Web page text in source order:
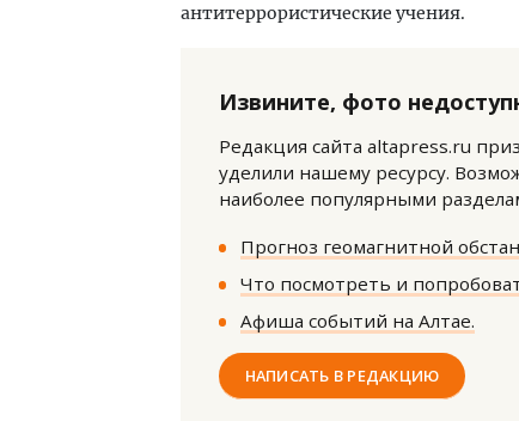
антитеррористические учения.
Извините, фото
Редакция сайта altapress.ru
уделили нашему ресурсу.
наиболее популярными
Прогноз геомагнитной
Что посмотреть и
Афиша событий на Алтае.
НАПИСАТЬ В РЕДАКЦИЮ